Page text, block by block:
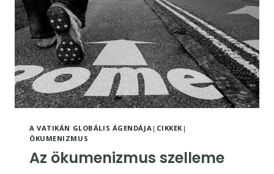
A VATIKÁN GLOBÁLIS ÁGENDÁJA | CIKKEK |
ÖKUMENIZMUS
Az ökumenizmus szelleme